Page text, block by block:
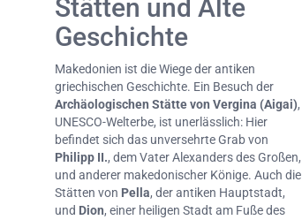
Stätten und Alte
Geschichte
Makedonien ist die Wiege der antiken
griechischen Geschichte. Ein Besuch der
Archäologischen Stätte von Vergina (Aigai),
UNESCO-Welterbe, ist unerlässlich: Hier
befindet sich das unversehrte Grab von
Philipp II., dem Vater Alexanders des Großen,
und anderer makedonischer Könige. Auch die
Stätten von Pella, der antiken Hauptstadt,
und Dion, einer heiligen Stadt am Fuße des